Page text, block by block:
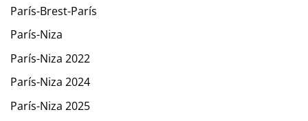
París-Brest-París
París-Niza
París-Niza 2022
París-Niza 2024
París-Niza 2025